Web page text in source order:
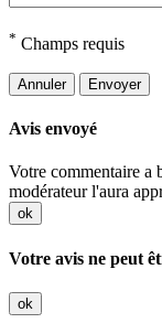
* Champs requis
Annuler Envoyer
Avis envoyé
Votre commentaire a
modérateur l'aura
ok
Votre avis ne peut
ok